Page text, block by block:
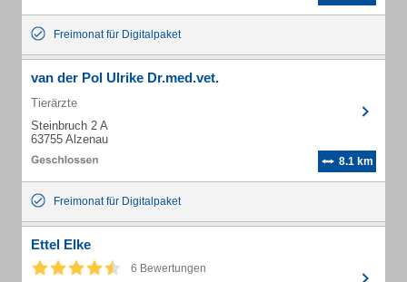
Freimonat für Digitalpaket
van der Pol Ulrike Dr.med.vet.
Tierärzte
Steinbruch 2 A
63755 Alzenau
8.1 km
Freimonat für Digitalpaket
Ettel Elke
6 Bewertungen